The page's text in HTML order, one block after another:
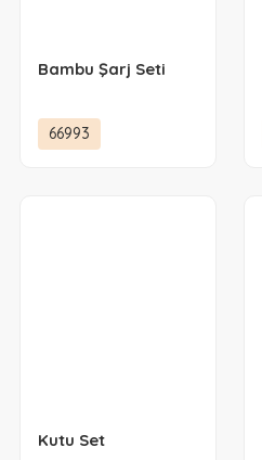
Bambu Şarj Seti
66993
Kutu Set